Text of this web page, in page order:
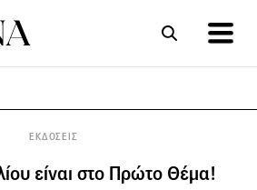
ΕΚΔΟΣΕΙΣ
είναι στο Πρώτο Θέμα!